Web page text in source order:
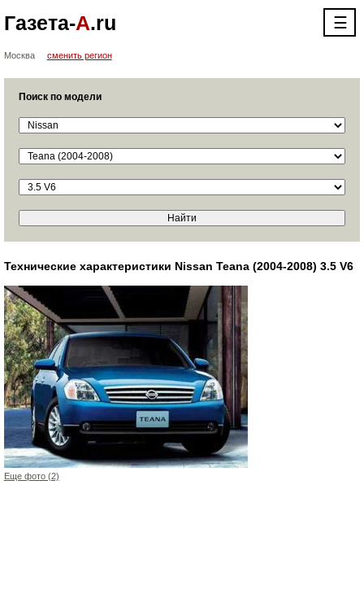
Газета-А.ru ☰
Москва сменить регион
Поиск по модели
Технические характеристики Nissan Teana (2004-2008) 3.5 V6
Еще фото (2)